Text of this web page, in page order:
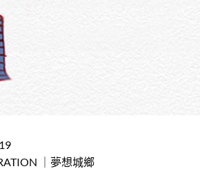
｜夢想城鄉